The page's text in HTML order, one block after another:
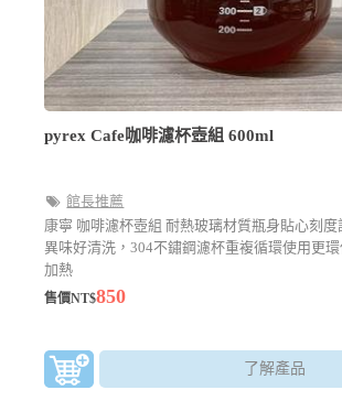
pyrex Cafe咖啡濾杯壺組 600ml
館長推薦
康寧 咖啡濾杯壺組 耐熱玻璃材質瓶身貼心刻
異味好清洗，304不鏽鋼濾杯重複循環使用更
加熱
售價NT$850
了解產品